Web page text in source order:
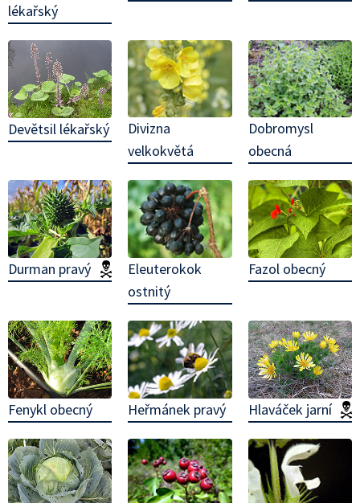
lékařský
Devětsil lékařský
Divizna
velkokvětá
Dobromysl
obecná
Durman pravý (jedovatá!)
Eleuterokok
ostnitý
Fazol obecný
Fenykl obecný Heřmánek pravý Hlaváček jarní